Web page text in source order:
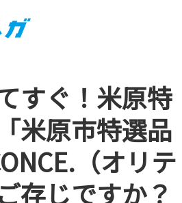
すぐ！米原特
米原市特選品
（オリテ
存じですか？